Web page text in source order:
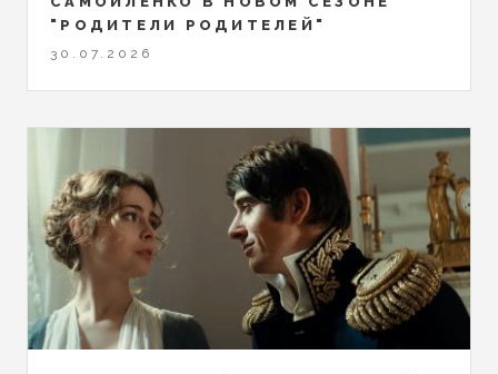
"РОДИТЕЛИ РОДИТЕЛЕЙ"
30.07.2026